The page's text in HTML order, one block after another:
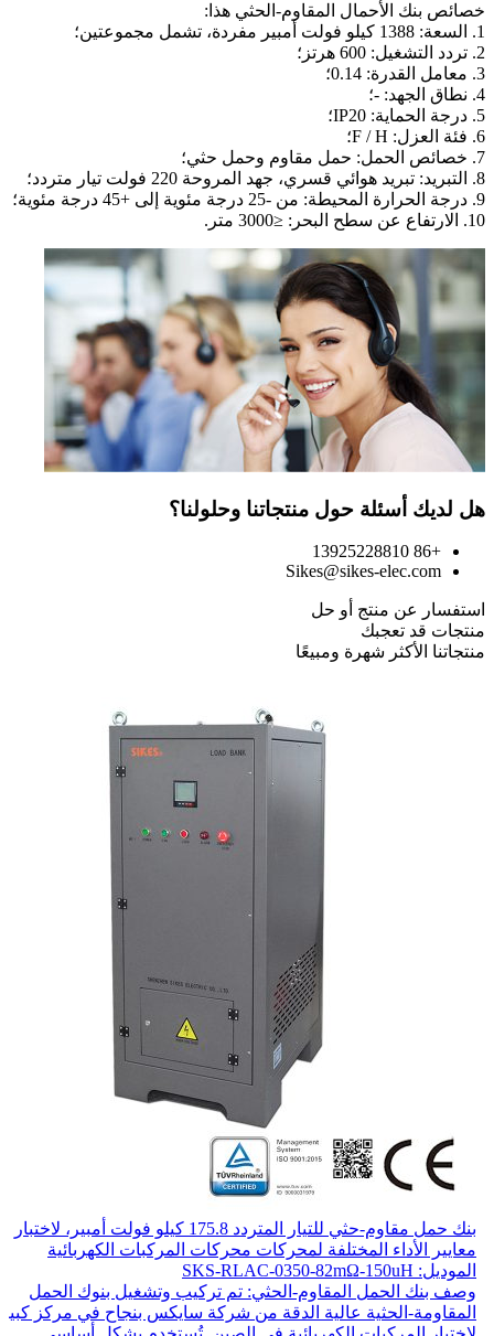
خصائص بنك الأحمال المقاوم-الحثي هذا:
1. السعة: 1388 كيلو فولت أمبير مفردة، تشمل مجموعتين؛
2. تردد التشغيل: 600 هرتز؛
3. معامل القدرة: 0.14؛
4. نطاق الجهد: -؛
5. درجة الحماية: IP20؛
6. فئة العزل: F / H؛
7. خصائص الحمل: حمل مقاوم وحمل حثي؛
8. التبريد: تبريد هوائي قسري، جهد المروحة 220 فولت تيار متردد؛
9. درجة الحرارة المحيطة: من -25 درجة مئوية إلى +45 درجة مئوية؛
10. الارتفاع عن سطح البحر: ≤3000 متر.
هل لديك أسئلة حول منتجاتنا وحلولنا؟
+86 13925228810
Sikes@sikes-elec.com
استفسار عن منتج أو حل
منتجات قد تعجبك
منتجاتنا الأكثر شهرة ومبيعًا
بنك حمل مقاوم-حثي للتيار المتردد 175.8 كيلو فولت أمبير، لاختبار
معايير الأداء المختلفة لمحركات محركات المركبات الكهربائية
الموديل: SKS-RLAC-0350-82mΩ-150uH
وصف بنك الحمل المقاوم-الحثي: تم تركيب وتشغيل بنوك الحمل
المقاومة-الحثية عالية الدقة من شركة سايكس بنجاح في مركز كبير